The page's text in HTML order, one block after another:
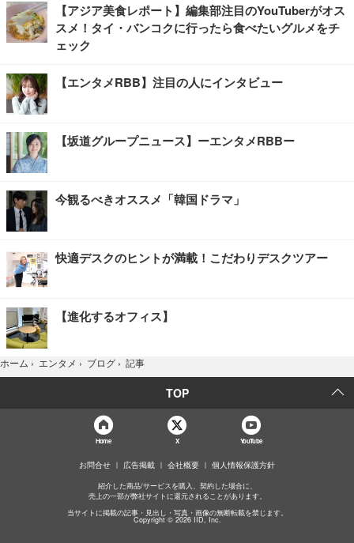
【アジア美食レポート】編集部注目のYouTuberがオス
スメ！タイ・バンコクに行ったら食べたいグルメをチ
ェック
【エンタメRBB】注目の人にインタビュー
【坂道グループニュース】ーエンタメRBBー
今観るべきオススメ「韓国ドラマ」
快適デスクのヒントが満載！こだわりデスクツアー
【進化するオフィス】
ホーム › エンタメ › ブログ › 記事
TOP
Home X YouTube
お問合せ 広告掲載 会社概要 個人情報保護方針
紹介した商品/サービスを購入、契約した場合に、
売上の一部が弊社サイトに還元されることがあります。
当サイトに掲載の記事・見出し・写真・画像の無断転載を禁じます。
Copyright © 2026 IID, Inc.